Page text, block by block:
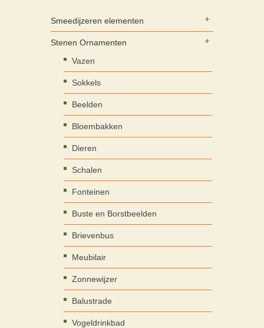
Smeedijzeren elementen
Stenen Ornamenten
Vazen
Sokkels
Beelden
Bloembakken
Dieren
Schalen
Fonteinen
Buste en Borstbeelden
Brievenbus
Meubilair
Zonnewijzer
Balustrade
Vogeldrinkbad